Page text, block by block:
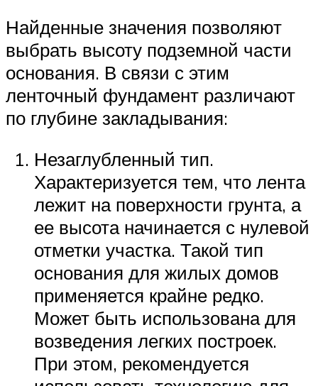
Найденные значения позволяют
выбрать высоту подземной части
основания. В связи с этим
ленточный фундамент различают
по глубине закладывания:
Незаглубленный тип.
Характеризуется тем, что лента
лежит на поверхности грунта, а
ее высота начинается с нулевой
отметки участка. Такой тип
основания для жилых домов
применяется крайне редко.
Может быть использована для
возведения легких построек.
При этом, рекомендуется